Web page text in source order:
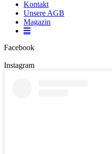
Kontakt
Unsere AGB
Magazin
Facebook
Instagram